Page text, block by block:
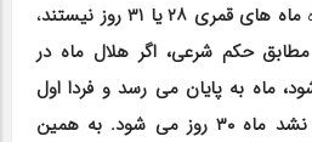
ماه های قمری ۲۸ یا ۳۱ روز نیستند
،
مطابق حکم شرعی، اگر هلال ماه در
رویت شود، ماه به پایان می رسد و فردا اول
ماه بعد است و اگر رویت نشد ماه ۳۰ روز می شود. به همین